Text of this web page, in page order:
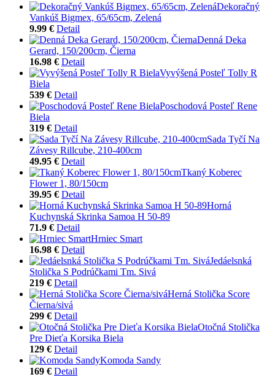
Dekoračný
Vankúš Bigmex, 65/65cm, Zelená
9.99 € Detail
Denná Deka
Gerard, 150/200cm, Čierna
16.98 € Detail
Vyvýšená Posteľ Tolly R
Biela
539 € Detail
Poschodová Posteľ Rene
Biela
319 € Detail
Sada Tyčí Na
Závesy Rillcube, 210-400cm
49.95 € Detail
Tkaný Koberec
Flower 1, 80/150cm
39.95 € Detail
Horná
Kuchynská Skrinka Samoa H 50-89
71.9 € Detail
Hrniec Smart
16.98 € Detail
Jedáelsnká
Stolička S Podrúčkami Tm. Sivá
219 € Detail
Herná Stolička Score
Čierna/sivá
299 € Detail
Otočná Stolička
Pre Dieťa Korsika Biela
129 € Detail
Komoda Sandy
169 € Detail